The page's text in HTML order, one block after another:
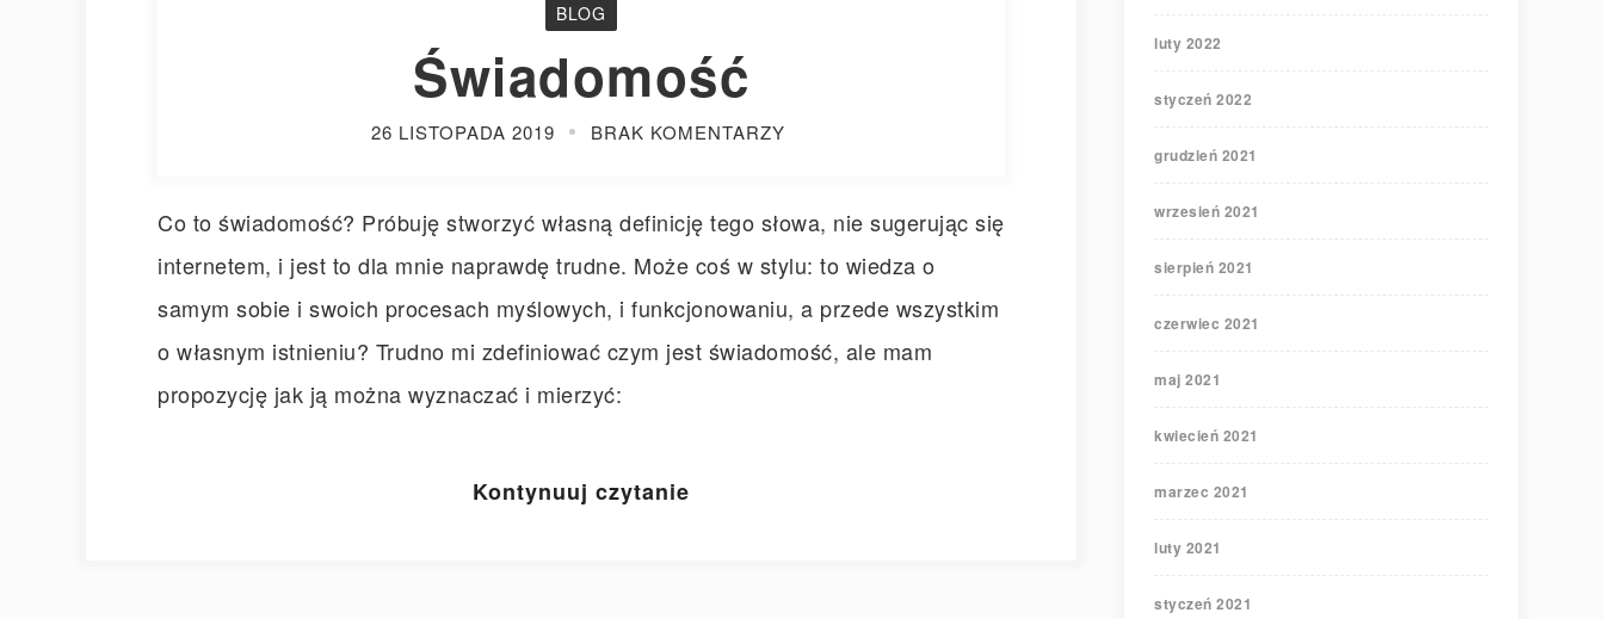
BLOG
Świadomość
26 LISTOPADA 2019 BRAK KOMENTARZY
Co to świadomość? Próbuję stworzyć własną definicję tego słowa, nie sugerując się
internetem, i jest to dla mnie naprawdę trudne. Może coś w stylu: to wiedza o
samym sobie i swoich procesach myślowych, i funkcjonowaniu, a przede wszystkim
o własnym istnieniu? Trudno mi zdefiniować czym jest świadomość, ale mam
propozycję jak ją można wyznaczać i mierzyć:
Kontynuuj czytanie
luty 2022
styczeń 2022
grudzień 2021
wrzesień 2021
sierpień 2021
czerwiec 2021
maj 2021
kwiecień 2021
marzec 2021
luty 2021
styczeń 2021